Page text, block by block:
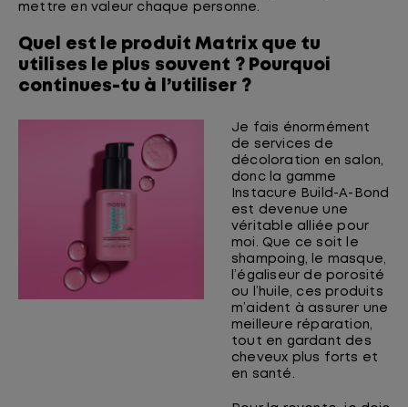
mettre en valeur chaque personne.
Quel est le produit Matrix que tu
utilises le plus souvent ? Pourquoi
continues-tu à l’utiliser ?
Je fais énormément
de services de
décoloration en salon,
donc la gamme
Instacure Build-A-Bond
est devenue une
véritable alliée pour
moi. Que ce soit le
shampoing, le masque,
l’égaliseur de porosité
ou l’huile, ces produits
m’aident à assurer une
meilleure réparation,
tout en gardant des
cheveux plus forts et
en santé.